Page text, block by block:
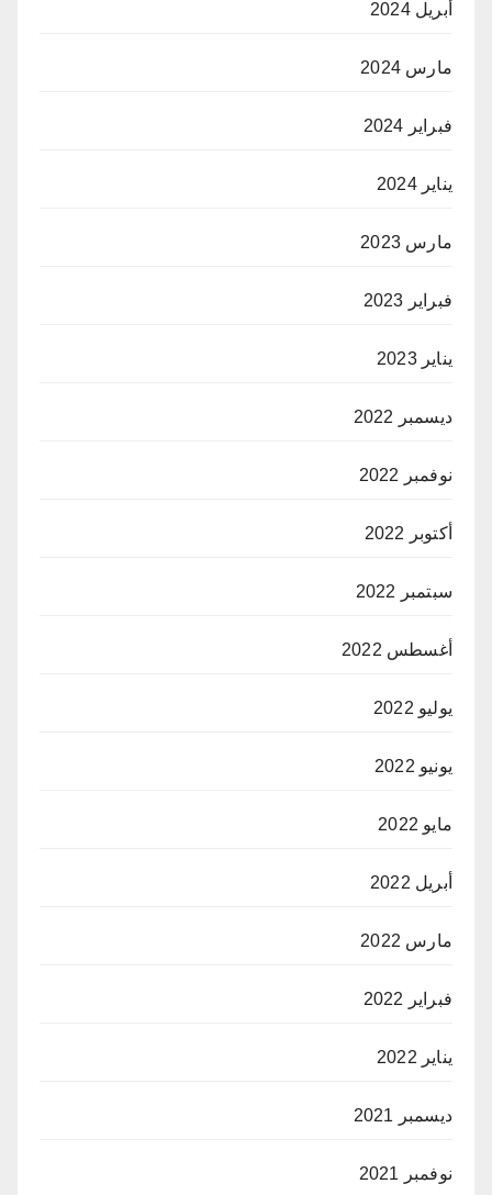
أبريل 2024
مارس 2024
فبراير 2024
يناير 2024
مارس 2023
فبراير 2023
يناير 2023
ديسمبر 2022
نوفمبر 2022
أكتوبر 2022
سبتمبر 2022
أغسطس 2022
يوليو 2022
يونيو 2022
مايو 2022
أبريل 2022
مارس 2022
فبراير 2022
يناير 2022
ديسمبر 2021
نوفمبر 2021